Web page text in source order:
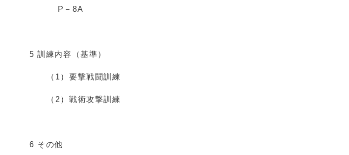
P－8A
5 訓練内容（基準）
（1）要撃戦闘訓練
（2）戦術攻撃訓練
6 その他